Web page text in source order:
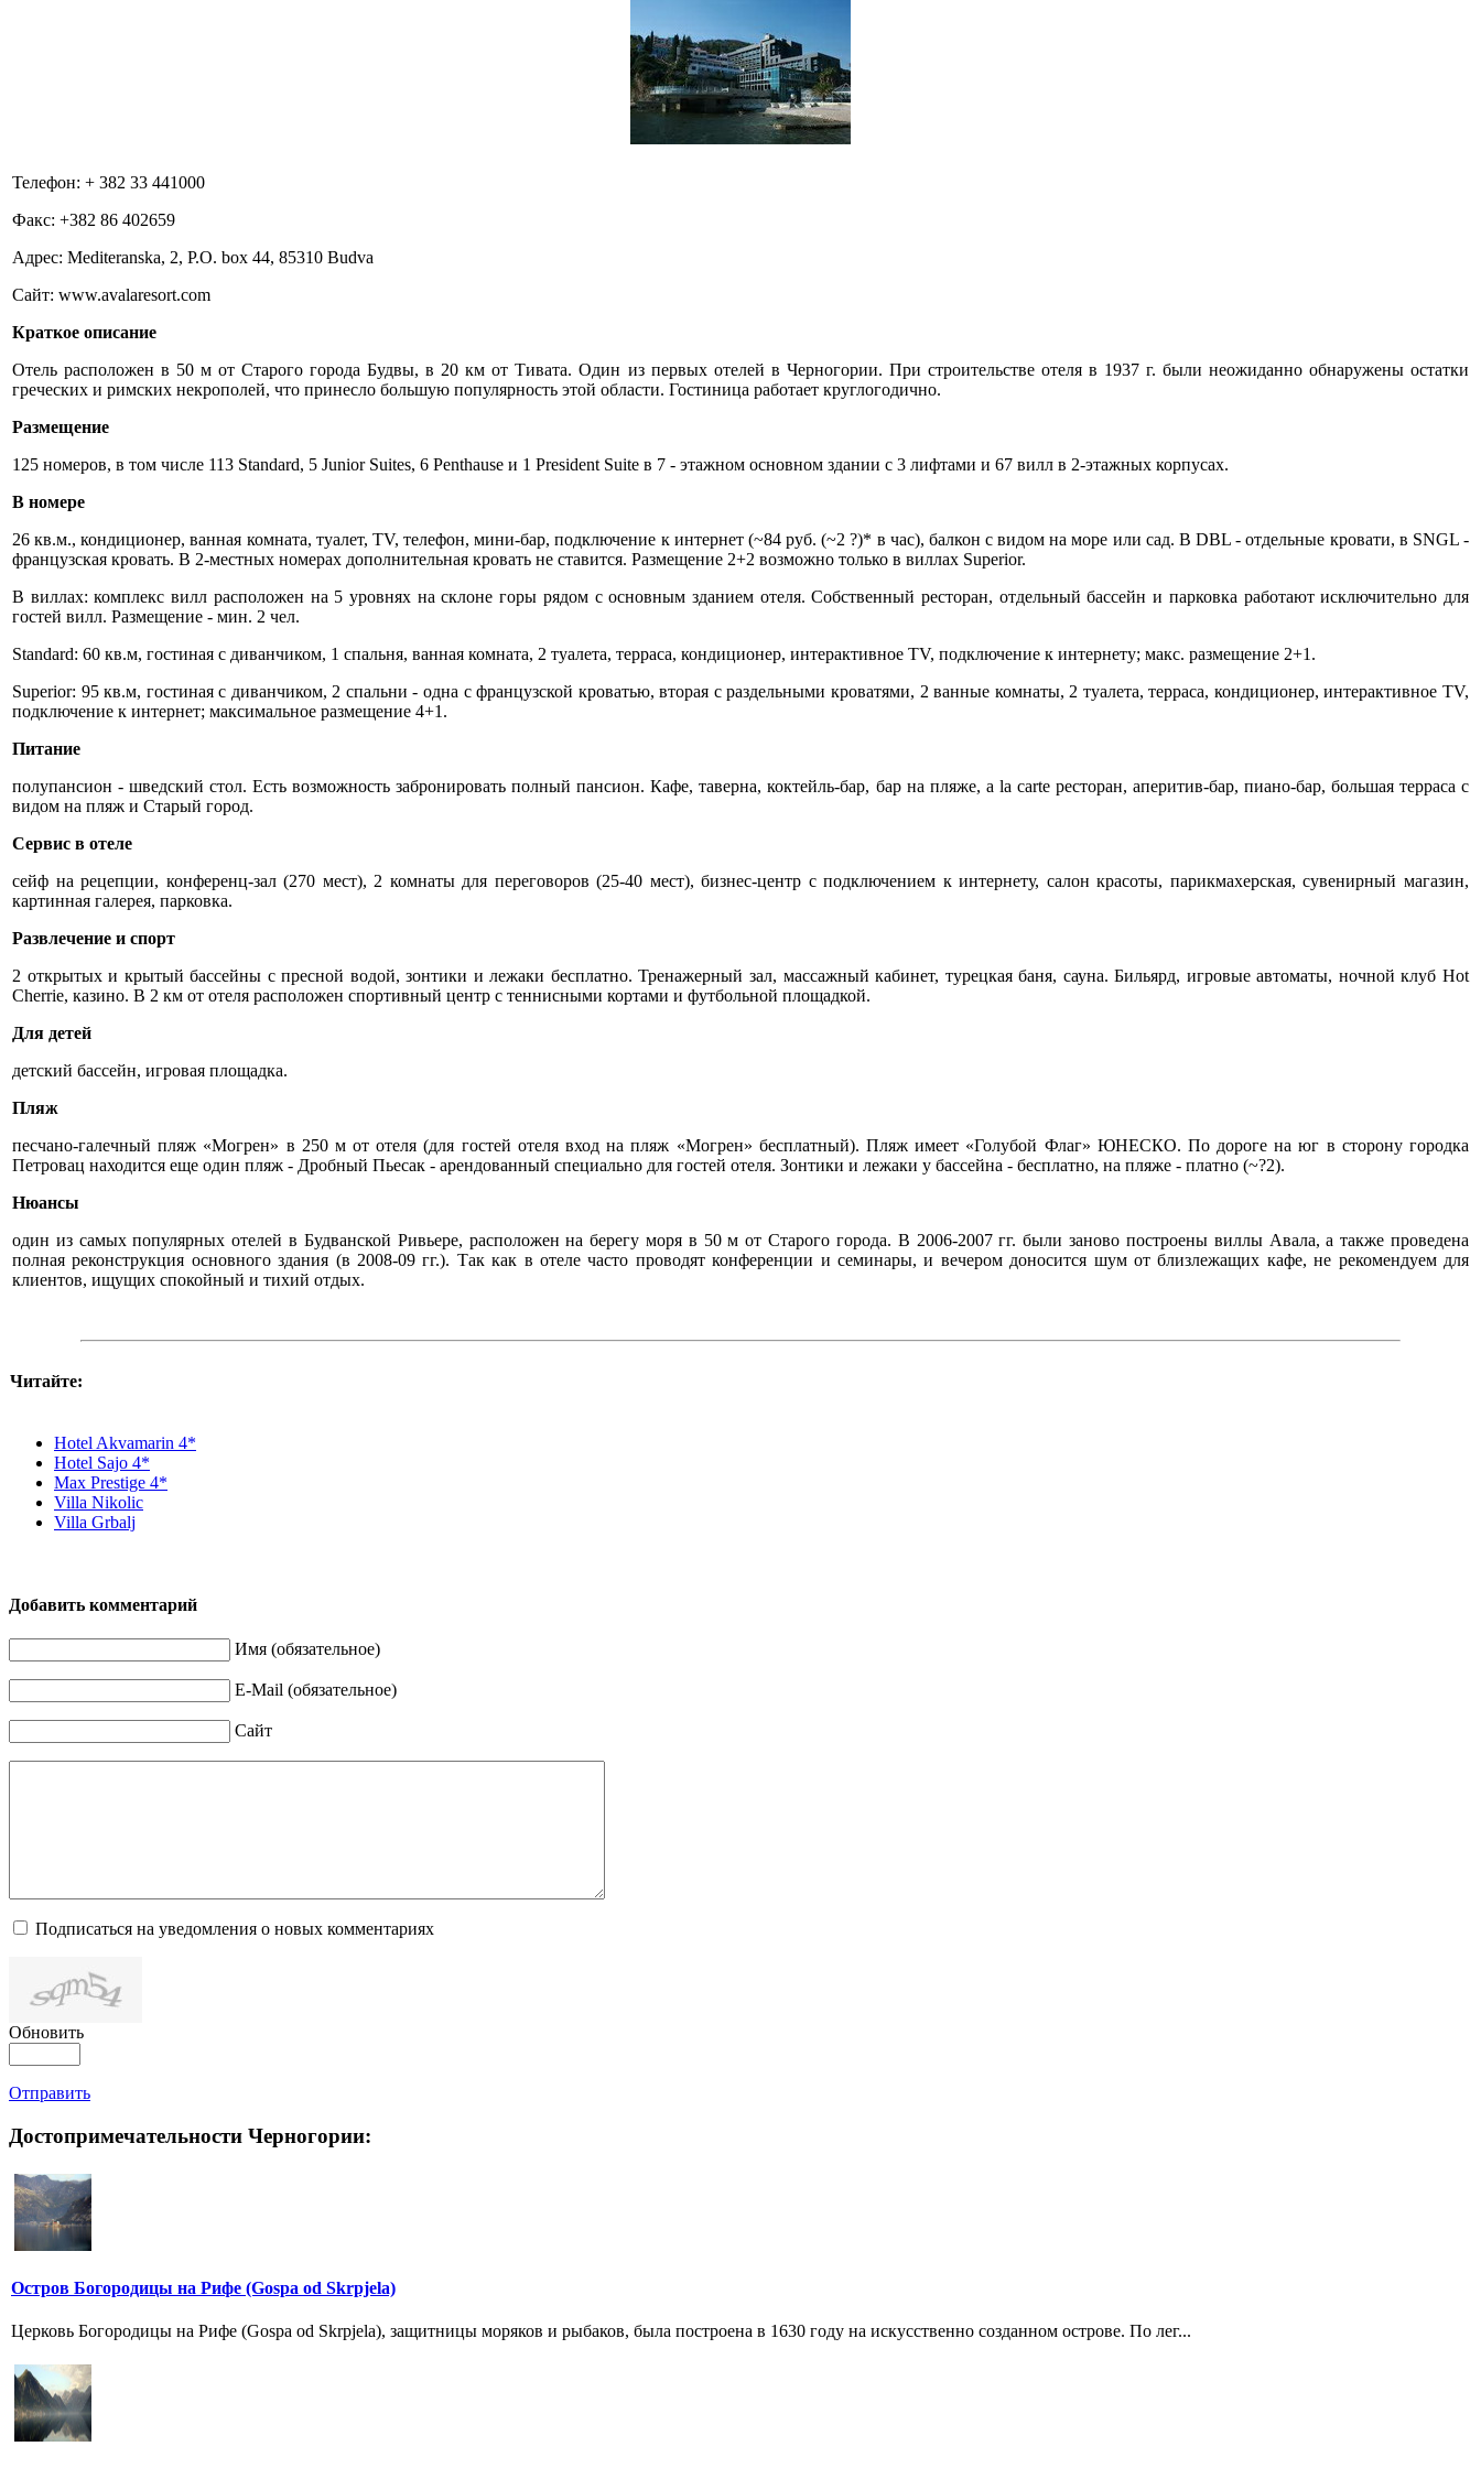
Телефон: + 382 33 441000
Факс: +382 86 402659
Адрес: Mediteranska, 2, P.O. box 44, 85310 Budva
Сайт: www.avalaresort.com
Краткое описание
Отель расположен в 50 м от Старого города Будвы, в 20 км от Тивата. Один из первых отелей в Черногории. При строительстве отеля в 1937 г. были неожиданно обнаружены остатки
греческих и римских некрополей, что принесло большую популярность этой области. Гостиница работает круглогодично.
Размещение
125 номеров, в том числе 113 Standard, 5 Junior Suites, 6 Penthause и 1 President Suite в 7 - этажном основном здании с 3 лифтами и 67 вилл в 2-этажных корпусах.
В номере
26 кв.м., кондиционер, ванная комната, туалет, TV, телефон, мини-бар, подключение к интернет (~84 руб. (~2 ?)* в час), балкон с видом на море или сад. В DBL - отдельные кровати, в SNGL -
французская кровать. В 2-местных номерах дополнительная кровать не ставится. Размещение 2+2 возможно только в виллах Superior.
В виллах: комплекс вилл расположен на 5 уровнях на склоне горы рядом с основным зданием отеля. Собственный ресторан, отдельный бассейн и парковка работают исключительно для
гостей вилл. Размещение - мин. 2 чел.
Standard: 60 кв.м, гостиная с диванчиком, 1 спальня, ванная комната, 2 туалета, терраса, кондиционер, интерактивное ТV, подключение к интернету; макс. размещение 2+1.
Superior: 95 кв.м, гостиная с диванчиком, 2 спальни - одна с французской кроватью, вторая с раздельными кроватями, 2 ванные комнаты, 2 туалета, терраса, кондиционер, интерактивное ТV,
подключение к интернет; максимальное размещение 4+1.
Питание
полупансион - шведский стол. Есть возможность забронировать полный пансион. Кафе, таверна, коктейль-бар, бар на пляже, a la carte ресторан, аперитив-бар, пиано-бар, большая терраса с
видом на пляж и Старый город.
Cервис в отеле
сейф на рецепции, конференц-зал (270 мест), 2 комнаты для переговоров (25-40 мест), бизнес-центр с подключением к интернету, салон красоты, парикмахерская, сувенирный магазин,
картинная галерея, парковка.
Развлечение и спорт
2 открытых и крытый бассейны с пресной водой, зонтики и лежаки бесплатно. Тренажерный зал, массажный кабинет, турецкая баня, сауна. Бильярд, игровые автоматы, ночной клуб Hot
Cherrie, казино. В 2 км от отеля расположен спортивный центр с теннисными кортами и футбольной площадкой.
Для детей
детский бассейн, игровая площадка.
Пляж
песчано-галечный пляж «Могрен» в 250 м от отеля (для гостей отеля вход на пляж «Могрен» бесплатный). Пляж имеет «Голубой Флаг» ЮНЕСКО. По дороге на юг в сторону городка
Петровац находится еще один пляж - Дробный Пьесак - арендованный специально для гостей отеля. Зонтики и лежаки у бассейна - бесплатно, на пляже - платно (~?2).
Нюансы
один из самых популярных отелей в Будванской Ривьере, расположен на берегу моря в 50 м от Старого города. В 2006-2007 гг. были заново построены виллы Авала, а также проведена
полная реконструкция основного здания (в 2008-09 гг.). Так как в отеле часто проводят конференции и семинары, и вечером доносится шум от близлежащих кафе, не рекомендуем для
клиентов, ищущих спокойный и тихий отдых.
Читайте:
Hotel Akvamarin 4*
Hotel Sajo 4*
Max Prestige 4*
Villa Nikolic
Villa Grbalj
Добавить комментарий
Имя (обязательное)
E-Mail (обязательное)
Сайт
Подписаться на уведомления о новых комментариях
Обновить
Отправить
Достопримечательности Черногории:
Остров Богородицы на Рифе (Gospa od Skrpjela)
Церковь Богородицы на Рифе (Gospa od Skrpjela), защитницы моряков и рыбаков, была построена в 1630 году на искусственно созданном острове. По лег...